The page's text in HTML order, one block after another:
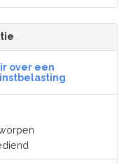
over een